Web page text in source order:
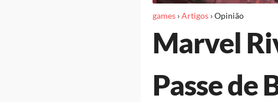
games›Artigos›Opinião
Marvel
Passe de